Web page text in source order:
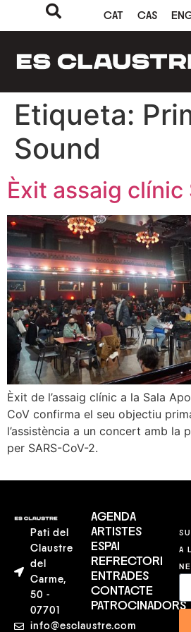
CAT CAS
Etiqueta:
Sound
Èxit assaig clínic
Èxit de l’assaig clínic a la Sala
CoV confirma el seu objectiu
l’assistència a un concert amb la
per SARS-CoV-2.
Pati del
Claustre
del
Carme,
50 -
07701
info@esclaustre.com
AGENDA
ARTISTES
ESPAI
REFRECTORI
ENTRADES
CONTACTE
PATROCINADORS
A